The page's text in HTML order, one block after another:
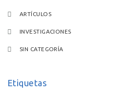
ARTÍCULOS
INVESTIGACIONES
SIN CATEGORÍA
Etiquetas